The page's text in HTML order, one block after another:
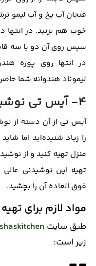
فنجان آب یخ و آب لیمو
خوب هم بزنید. در انتها
سپس روی آن دو یا سه
در انتها روی پوره
لیموناد هندوانه شما
4- آیس تی نوشیدنی مناسب تابستان
آیس تی از آن دسته از
را زیاد شنیده‌اید اما
منزل تهیه کنید و از
تهیه این نوشیدنی عالی
فوق العاده آن را بچشید.
مواد لازم برای
طبق سایت
زیر است: